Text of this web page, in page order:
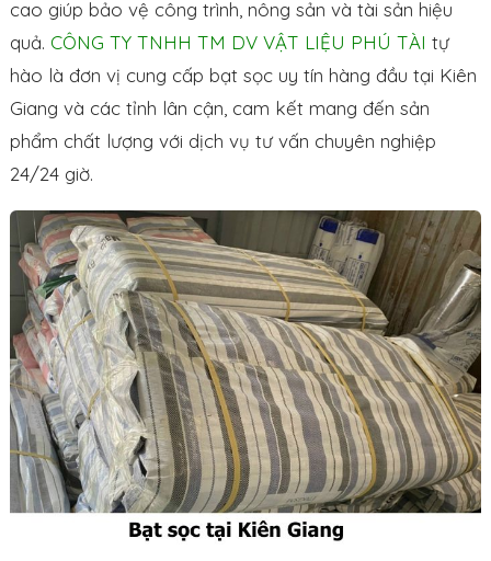
cao giúp bảo vệ công trình, nông sản và tài sản hiệu
quả. CÔNG TY TNHH TM DV VẬT LIỆU PHÚ TÀI tự
hào là đơn vị cung cấp bạt sọc uy tín hàng đầu tại Kiên
Giang và các tỉnh lân cận, cam kết mang đến sản
phẩm chất lượng với dịch vụ tư vấn chuyên nghiệp
24/24 giờ.